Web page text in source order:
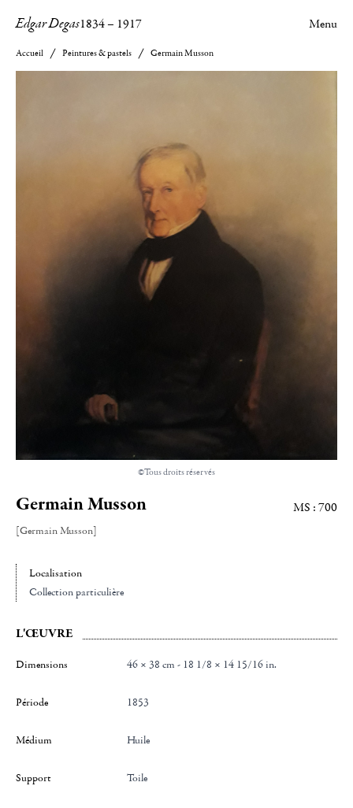
Edgar Degas1834– 1917 Menu
Accueil Peintures & pastels Germain Musson
©Tous droits réservés
Germain Musson
[Germain Musson]
MS : 700
Localisation
Collection particulière
L'ŒUVRE
Dimensions 46 × 38 cm - 18 1/8 × 14 15/16 in.
Période 1853
Médium Huile
Support toile